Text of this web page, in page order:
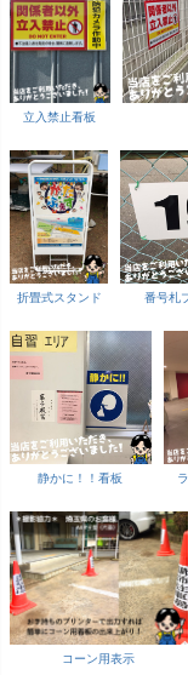
立入禁止看板
折畳式スタンド 番号札
静かに！！看板
コーン用表示